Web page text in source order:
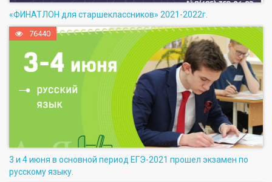
«ФИНАТЛОН для старшеклассников» 2021-2022г.
76440
3 и 4 июня в основной период ЕГЭ-2021 прошел экзамен по
русскому языку.